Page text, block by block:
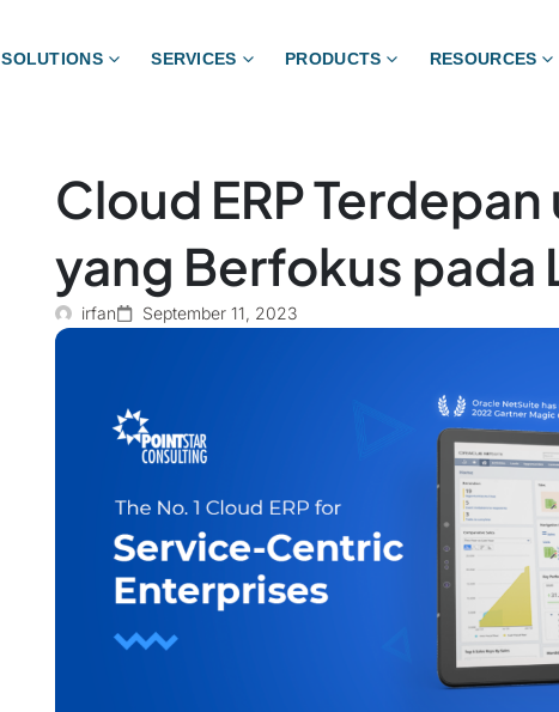
SOLUTIONS SERVICES PRODUCTS RESOURCES
Cloud ERP
yang Berfokus pada
irfan September 11, 2023